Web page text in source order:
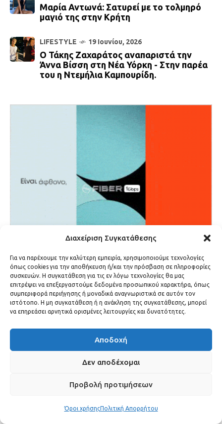
Διαχείριση Συγκατάθεσης
Για να παρέχουμε την καλύτερη εμπειρία, χρησιμοποιούμε τεχνολογίες
όπως cookies για την αποθήκευση ή/και την πρόσβαση σε πληροφορίες
συσκευών. Η συγκατάθεση για τις εν λόγω τεχνολογίες θα μας
επιτρέψει να επεξεργαστούμε δεδομένα προσωπικού χαρακτήρα, όπως
συμπεριφορά περιήγησης ή μοναδικά αναγνωριστικά σε αυτόν τον
ιστότοπο. Η μη συγκατάθεση ή η ανάκληση της συγκατάθεσης, μπορεί
να επηρεάσει αρνητικά ορισμένες λειτουργίες και δυνατότητες.
Αποδοχή
Δεν αποδέχομαι
Προβολή προτιμήσεων
Όροι χρήσηςΠολιτική Απορρήτου
Μαρία Αντωνά: Σατυρεί με το τολμηρό
μαγιό της στην Κρήτη
LIFESTYLE 19 Ιουνίου, 2026
Ο Τάκης Ζαχαράτος αναπαριστά την
Άννα Βίσση στη Νέα Υόρκη - Στην παρέα
του η Ντεμήλια Καμπουρίδη.